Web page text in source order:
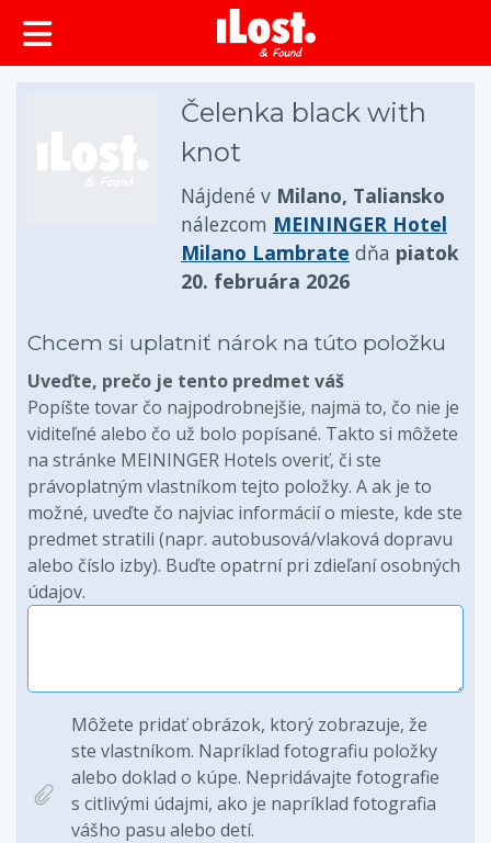
Čelenka black with
knot
Nájdené v Milano, Taliansko
nálezcom MEININGER Hotel
Milano Lambrate dňa piatok
20. februára 2026
Chcem si uplatniť nárok na túto položku
Uveďte, prečo je tento predmet váš
Popíšte tovar čo najpodrobnejšie, najmä to, čo nie je
viditeľné alebo čo už bolo popísané. Takto si môžete
na stránke MEININGER Hotels overiť, či ste
právoplatným vlastníkom tejto položky. A ak je to
možné, uveďte čo najviac informácií o mieste, kde ste
predmet stratili (napr. autobusová/vlaková dopravu
alebo číslo izby). Buďte opatrní pri zdieľaní osobných
údajov.
Môžete pridať obrázok, ktorý zobrazuje, že
ste vlastníkom. Napríklad fotografiu položky
alebo doklad o kúpe. Nepridávajte fotografie
s citlivými údajmi, ako je napríklad fotografia
vášho pasu alebo detí.